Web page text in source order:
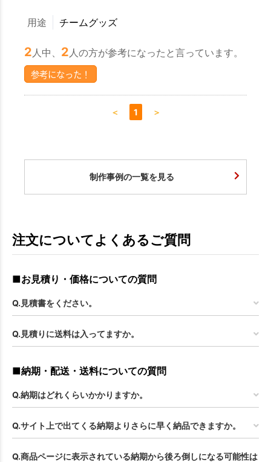
用途 チームグッズ
2 人中、 2 人の方が参考になったと言っています。
参考になった！
＜ 1 ＞
制作事例の一覧を見る
注文についてよくあるご質問
■お見積り・価格についての質問
Q.見積書をください。
Q.見積りに送料は入ってますか。
■納期・配送・送料についての質問
Q.納期はどれくらいかかりますか。
Q.サイト上で出てくる納期よりさらに早く納品できますか。
Q.商品ページに表示されている納期から後ろ倒しになる可能性は